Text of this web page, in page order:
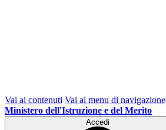
Vai ai contenuti Vai al menu di navigazione
Ministero dell'Istruzione e del Merito
Accedi